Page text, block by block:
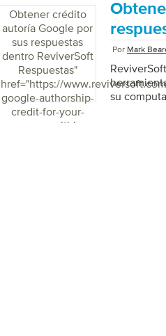
Obtener crédito
autoría Google por
sus respuestas
dentro ReviverSoft
Respuestas"
href="https://
google-authorship-
credit-for-your-
answers-within-
Por Mark
su